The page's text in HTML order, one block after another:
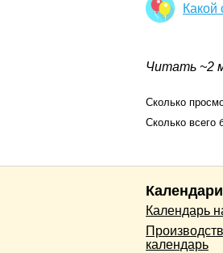
Какой
Читать ~2
Сколько
Сколько всего
Календари
Календарь
календарь